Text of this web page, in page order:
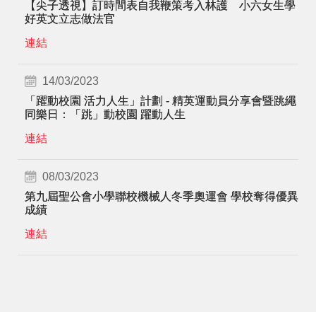
【尖子透視】訂時間表自我鞭策考入林護 小六女生學
好英文立志做法官
連結
14/03/2023
「躍動校園 活力人生」計劃 - 精英運動員分享會暨跳繩
同樂日：「跳」動校園 躍動人生
連結
08/03/2023
第九屆聖公會小學聯校機械人冬季奧運會 學校奪得優異
成績
連結